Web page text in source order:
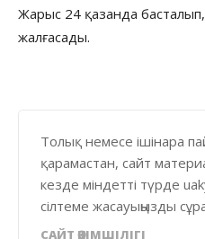
Жарыс 24 қазанда
жалғасады.
Толық немесе ішінара
қарамастан, сайт
кезде міндетті түрде
сілтеме жасауыңызды
САЙТ ӘКІМШІЛІГІ